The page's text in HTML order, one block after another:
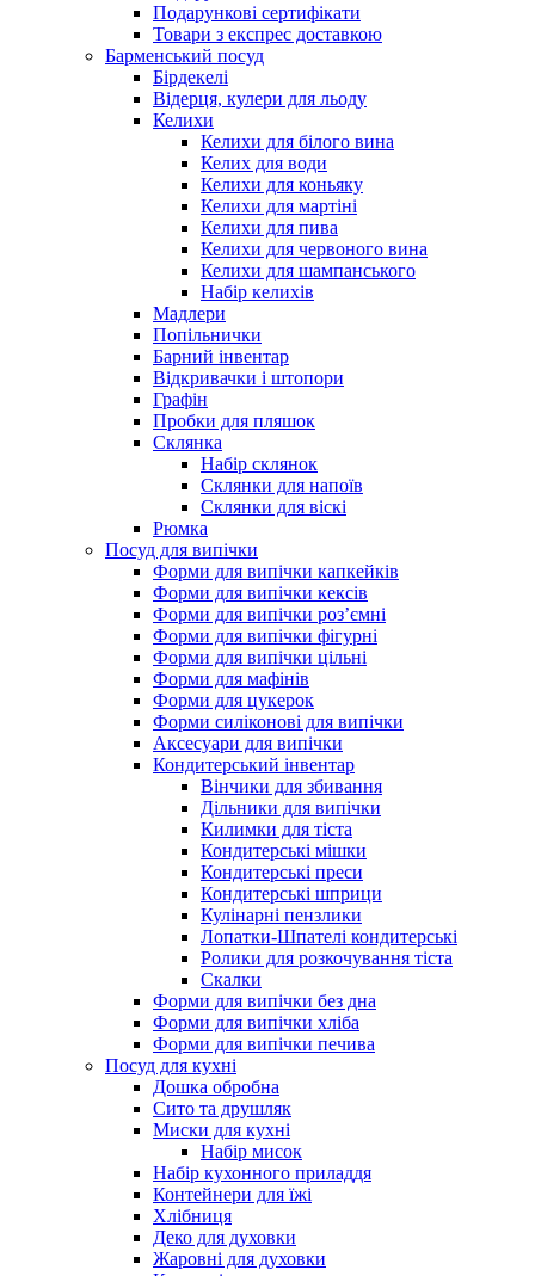
Подарункові сертифікати
Товари з експрес доставкою
Барменський посуд
Бірдекелі
Відерця, кулери для льоду
Келихи
Келихи для білого вина
Келих для води
Келихи для коньяку
Келихи для мартіні
Келихи для пива
Келихи для червоного вина
Келихи для шампанського
Набір келихів
Мадлери
Попільнички
Барний інвентар
Відкривачки і штопори
Графін
Пробки для пляшок
Склянка
Набір склянок
Склянки для напоїв
Склянки для віскі
Рюмка
Посуд для випічки
Форми для випічки капкейків
Форми для випічки кексів
Форми для випічки роз’ємні
Форми для випічки фігурні
Форми для випічки цільні
Форми для мафінів
Форми для цукерок
Форми силіконові для випічки
Аксесуари для випічки
Кондитерський інвентар
Вінчики для збивання
Дільники для випічки
Килимки для тіста
Кондитерські мішки
Кондитерські преси
Кондитерські шприци
Кулінарні пензлики
Лопатки-Шпателі кондитерські
Ролики для розкочування тіста
Скалки
Форми для випічки без дна
Форми для випічки хліба
Форми для випічки печива
Посуд для кухні
Дошка обробна
Сито та друшляк
Миски для кухні
Набір мисок
Набір кухонного приладдя
Контейнери для їжі
Хлібниця
Деко для духовки
Жаровні для духовки